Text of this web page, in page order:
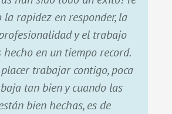
la rapidez en responder, la
y el trabajo
hecho en un tiempo record.
trabajar contigo, poca
tan bien y cuando las
bien hechas, es de